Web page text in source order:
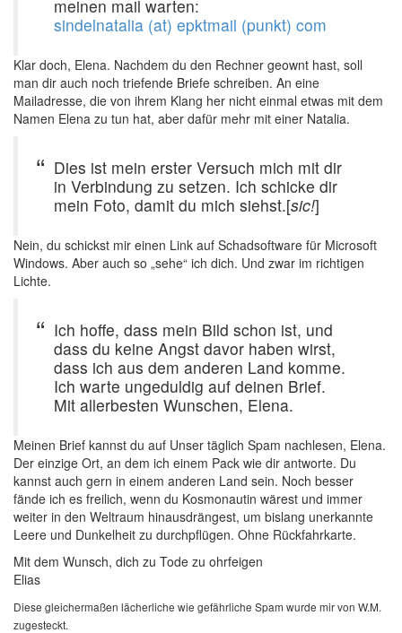
meinen mail warten:
sindelnatalia (at) epktmail (punkt) com
Klar doch, Elena. Nachdem du den Rechner geownt hast, soll
man dir auch noch triefende Briefe schreiben. An eine
Mailadresse, die von ihrem Klang her nicht einmal etwas mit dem
Namen Elena zu tun hat, aber dafür mehr mit einer Natalia.
Dies ist mein erster Versuch mich mit dir
in Verbindung zu setzen. Ich schicke dir
mein Foto, damit du mich siehst.[sic!]
Nein, du schickst mir einen Link auf Schadsoftware für Microsoft
Windows. Aber auch so „sehe“ ich dich. Und zwar im richtigen
Lichte.
Ich hoffe, dass mein Bild schon ist, und
dass du keine Angst davor haben wirst,
dass ich aus dem anderen Land komme.
Ich warte ungeduldig auf deinen Brief.
Mit allerbesten Wunschen, Elena.
Meinen Brief kannst du auf Unser täglich Spam nachlesen, Elena.
Der einzige Ort, an dem ich einem Pack wie dir antworte. Du
kannst auch gern in einem anderen Land sein. Noch besser
fände ich es freilich, wenn du Kosmonautin wärest und immer
weiter in den Weltraum hinausdrängest, um bislang unerkannte
Leere und Dunkelheit zu durchpflügen. Ohne Rückfahrkarte.
Mit dem Wunsch, dich zu Tode zu ohrfeigen
Elias
Diese gleichermaßen lächerliche wie gefährliche Spam wurde mir von W.M.
zugesteckt.